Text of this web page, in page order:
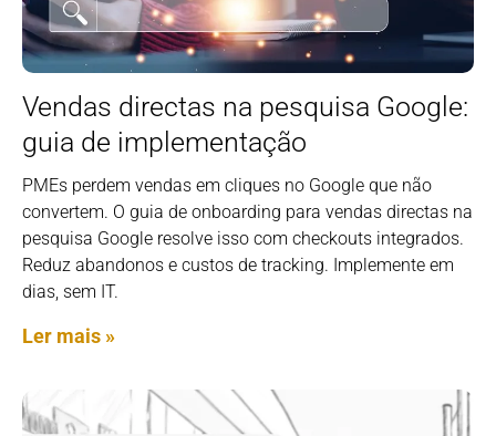
Vendas directas na pesquisa Google:
guia de implementação
PMEs perdem vendas em cliques no Google que não
convertem. O guia de onboarding para vendas directas na
pesquisa Google resolve isso com checkouts integrados.
Reduz abandonos e custos de tracking. Implemente em
dias, sem IT.
Ler mais »